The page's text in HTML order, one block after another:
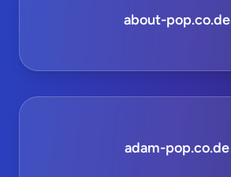
about-pop.co.de
adam-pop.co.de